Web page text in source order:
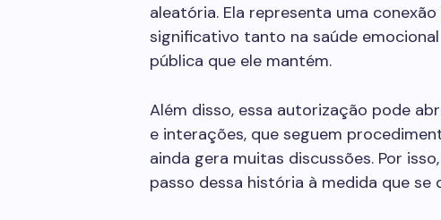
aleatória. Ela representa uma
significativo tanto na saúde
pública que ele mantém.
Além disso, essa autorização pode
e interações, que seguem
ainda gera muitas discussões. Por
passo dessa história à medida que se